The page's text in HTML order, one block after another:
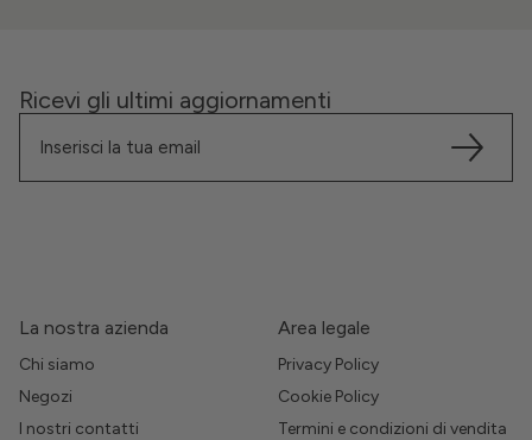
Ricevi gli ultimi aggiornamenti
La nostra azienda
Chi siamo
Negozi
I nostri contatti
Area legale
Privacy Policy
Cookie Policy
Termini e condizioni di vendita